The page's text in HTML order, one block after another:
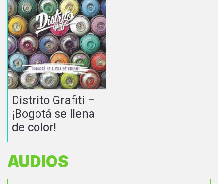
Distrito Grafiti –
¡Bogotá se llena
de color!
AUDIOS